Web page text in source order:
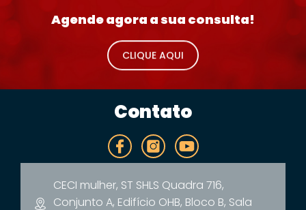
Agende agora a sua consulta!
CLIQUE AQUI
Contato
CECI mulher, ST SHLS Quadra 716,
Conjunto A, Edifício OHB, Bloco B, Sala